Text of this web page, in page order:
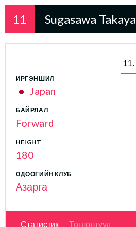
11 Sugasawa Takaya
ИРГЭНШИЛ
Japan
БАЙРЛАЛ
Forward
HEIGHT
180
ОДООГИЙН КЛУБ
Азарга
Статистик Тоглолтууд